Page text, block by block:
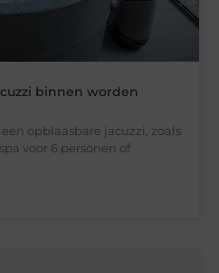
binnen worden
opblaasbare jacuzzi, zoals
voor 6 personen of